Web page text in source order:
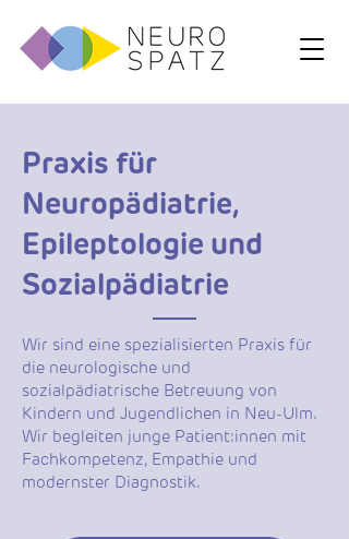
Praxis für
Neuropädiatrie,
Epileptologie und
Sozialpädiatrie
Wir sind eine spezialisierten Praxis für
die neurologische und
sozialpädiatrische Betreuung von
Kindern und Jugendlichen in Neu-Ulm.
Wir begleiten junge Patient:innen mit
Fachkompetenz, Empathie und
modernster Diagnostik.